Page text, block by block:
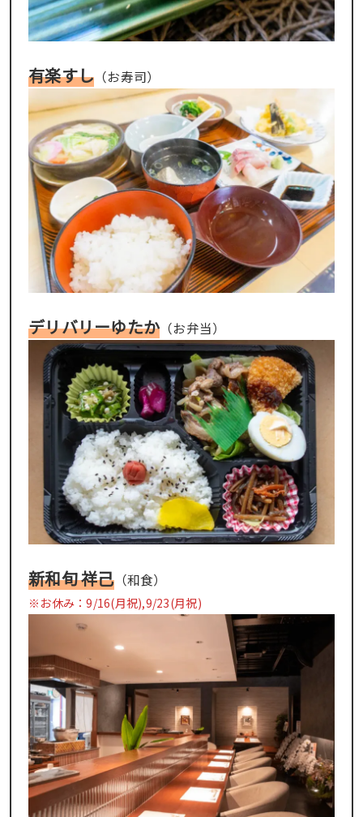
有楽すし （お寿司）
デリバリーゆたか （お弁当）
新和旬 祥己（和食）
※お休み：9/16(月祝),9/23(月祝)